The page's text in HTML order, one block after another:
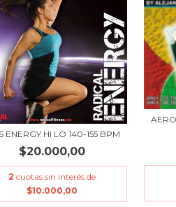
ENERGY HI LO 140-155 BPM
$20.000,00
2 cuotas sin interés de
$10.000,00